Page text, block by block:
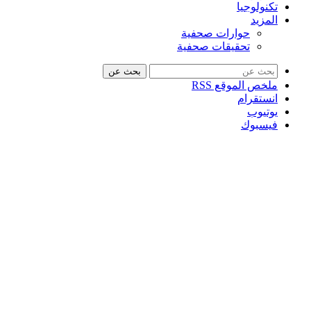
تكنولوجيا
المزيد
حوارات صحفية
تحقيقات صحفية
بحث عن
ملخص الموقع RSS
انستقرام
يوتيوب
فيسبوك